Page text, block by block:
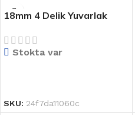
18mm 4 Delik Yuvarlak
Boynuzu Düğmesi Özel
Giysi Takım Boynuz
Stokta var
SKU: 24f7da11060c